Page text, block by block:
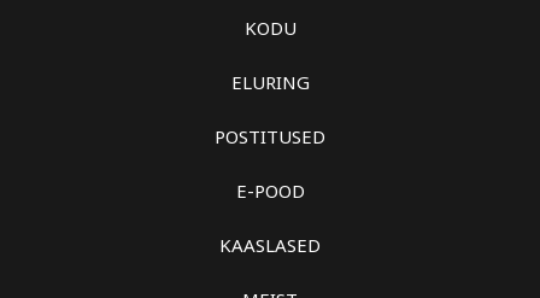
KODU
ELURING
POSTITUSED
E-POOD
KAASLASED